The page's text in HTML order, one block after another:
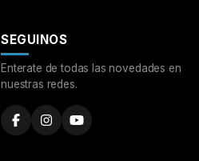
SEGUINOS
Enterate de todas las novedades en
nuestras redes.